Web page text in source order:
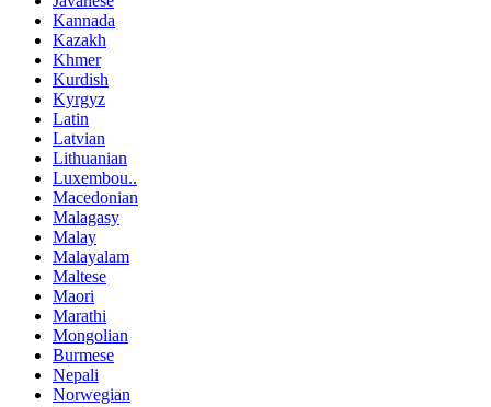
Kannada
Kazakh
Khmer
Kurdish
Kyrgyz
Latin
Latvian
Lithuanian
Luxembou..
Macedonian
Malagasy
Malay
Malayalam
Maltese
Maori
Marathi
Mongolian
Burmese
Nepali
Norwegian